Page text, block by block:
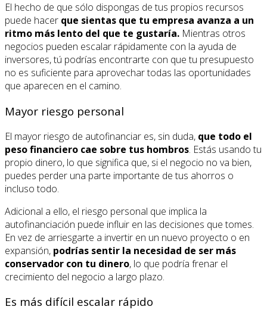
El hecho de que sólo dispongas de tus propios recursos
puede hacer que sientas que tu empresa avanza a un
ritmo más lento del que te gustaría. Mientras otros
negocios pueden escalar rápidamente con la ayuda de
inversores, tú podrías encontrarte con que tu presupuesto
no es suficiente para aprovechar todas las oportunidades
que aparecen en el camino.
Mayor riesgo personal
El mayor riesgo de autofinanciar es, sin duda, que todo el
peso financiero cae sobre tus hombros. Estás usando tu
propio dinero, lo que significa que, si el negocio no va bien,
puedes perder una parte importante de tus ahorros o
incluso todo.
Adicional a ello, el riesgo personal que implica la
autofinanciación puede influir en las decisiones que tomes.
En vez de arriesgarte a invertir en un nuevo proyecto o en
expansión, podrías sentir la necesidad de ser más
conservador con tu dinero, lo que podría frenar el
crecimiento del negocio a largo plazo.
Es más difícil escalar rápido